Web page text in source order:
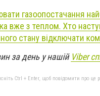
газоопостачання
вже з теплом. Хто
стану відключати
за день у нашій Viber
Ctrl + Enter, щоб повідомити про це